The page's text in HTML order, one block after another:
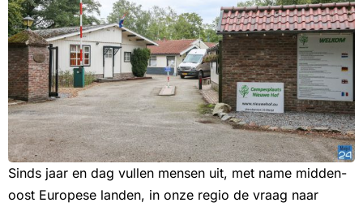
Sinds jaar en dag vullen mensen uit, met name midden-
oost Europese landen, in onze regio de vraag naar